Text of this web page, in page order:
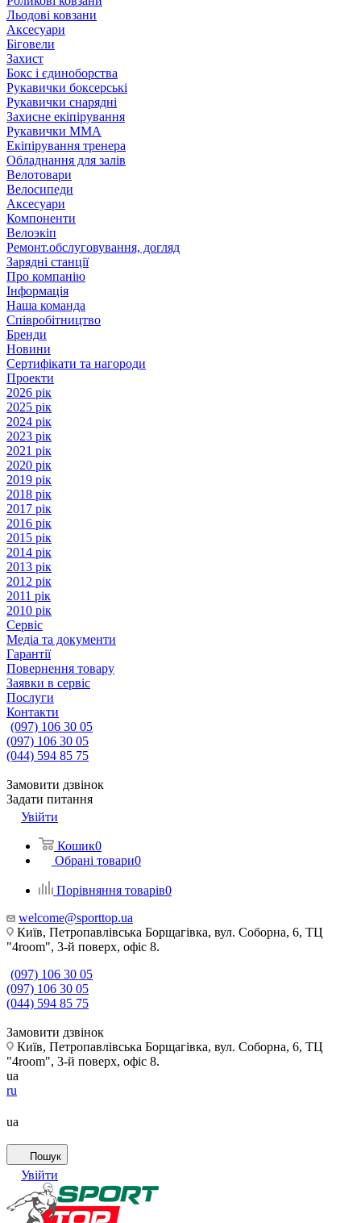
Льодові ковзани
Аксесуари
Біговели
Захист
Бокс і єдиноборства
Рукавички боксерські
Рукавички снарядні
Захисне екіпірування
Рукавички ММА
Екіпірування тренера
Обладнання для залів
Велотовари
Велосипеди
Аксесуари
Компоненти
Велоэкіп
Ремонт.обслуговування, догляд
Зарядні станції
Про компанію
Інформація
Наша команда
Співробітництво
Бренди
Новини
Сертифікати та нагороди
Проекти
2026 рік
2025 рік
2024 рік
2023 рік
2021 рік
2020 рік
2019 рік
2018 рік
2017 рік
2016 рік
2015 рік
2014 рік
2013 рік
2012 рік
2011 рік
2010 рік
Сервіс
Медіа та документи
Гарантії
Повернення товару
Заявки в сервіс
Послуги
Контакти
(097) 106 30 05
(097) 106 30 05
(044) 594 85 75
Замовити дзвінок
Задати питання
Увійти
Кошик0
Обрані товари0
Порівняння товарів0
welcome@sporttop.ua
Київ, Петропавлівська Борщагівка, вул. Соборна, 6, ТЦ
"4room", 3-й поверх, офіс 8.
(097) 106 30 05
(097) 106 30 05
(044) 594 85 75
Замовити дзвінок
Київ, Петропавлівська Борщагівка, вул. Соборна, 6, ТЦ
"4room", 3-й поверх, офіс 8.
ua
ru
ua
Пошук
Увійти